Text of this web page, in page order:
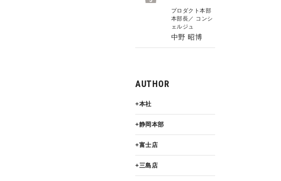
プロダクト本部
本部長／ コンシ
ェルジュ
中野 昭博
AUTHOR
本社
静岡本部
富士店
三島店